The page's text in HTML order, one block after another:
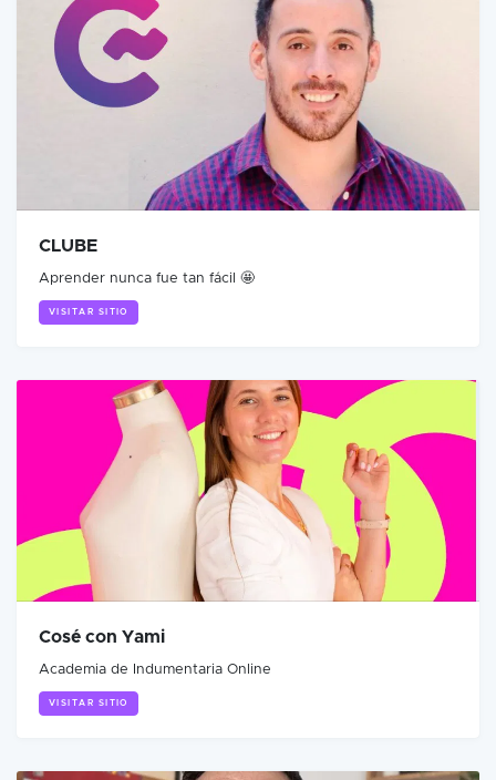
CLUBE
Aprender nunca fue tan fácil 🤩
VISITAR SITIO
Cosé con Yami
Academia de Indumentaria Online
VISITAR SITIO